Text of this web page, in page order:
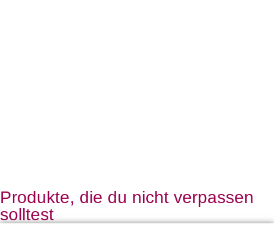
Produkte, die du nicht verpassen
solltest